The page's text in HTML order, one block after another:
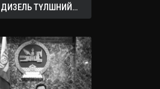
ДИЗЕЛЬ ТҮЛШНИЙ
ОНЦГОЙ АЛБАН